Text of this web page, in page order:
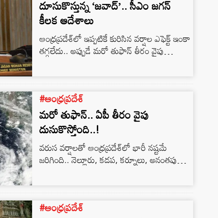
దూసుకొస్తున్న ‘జవాద్‌’.. సీఎం జగన్‌
కీలక ఆదేశాలు
ఆంధ్రప్రదేశ్‌లో ఇప్పటికే కురిసిన వర్షాల ఎఫెక్ట్‌ ఇంకా
తగ్గలేదు.. అప్పుడే మరో తుఫాన్‌ తీరం వైపు
దూసుకొస్తోంది… ‘జవాద్‌’గా నామకరణం చేసిన ఈ
సంబంధిత జిల్లాల కలెక్టర్లతో సమీక్ష సమావేశం
నిర్వహించిన ఏపీ సీఎం వైఎస్‌ జగన్.. తుఫాన్‌
ప్రభావిత ప్రాంతాల్లో ముందస్తు జాగ్రత్త చర్యలు
తీసుకోవాలని ఆదేశించారు. అవసరమైన చోట్ల
సహాయ శిబిరాలు తెరిచేందుకు ఏర్పాటు చేయాలని
సూచించిన ఏపీ సీఎం..…
#ఆంధ్రప్రదేశ్
మరో తుఫాన్‌.. ఏపీ తీరం వైపు
దుసుకొస్తోంది..!
వరుస వర్షాలతో ఆంధ్రప్రదేశ్‌లో భారీ నష్టమే
జరిగింది.. నెల్లూరు, కడప, కర్నూలు, అనంతపురం,
చిత్తూరు జిల్లాలను వర్షాలు అతలాకుతలం చేశాయి..
సముద్రంలో ఏర్పడిన అల్పపీడనం మరింత
#ఆంధ్రప్రదేశ్